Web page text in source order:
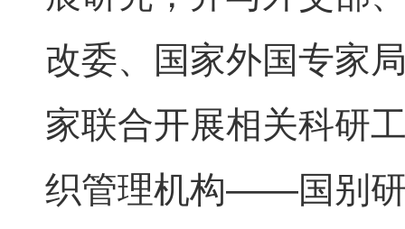
改委、国家外国专家
家联合开展相关科研
织管理机构——国别研